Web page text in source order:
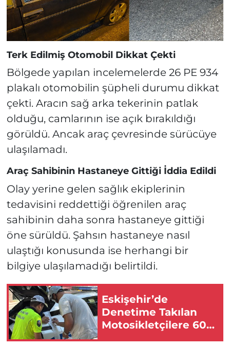
Terk Edilmiş Otomobil Dikkat Çekti
Bölgede yapılan incelemelerde 26 PE 934
plakalı otomobilin şüpheli durumu dikkat
çekti. Aracın sağ arka tekerinin patlak
olduğu, camlarının ise açık bırakıldığı
görüldü. Ancak araç çevresinde sürücüye
ulaşılamadı.
Araç Sahibinin Hastaneye Gittiği İddia Edildi
Olay yerine gelen sağlık ekiplerinin
tedavisini reddettiği öğrenilen araç
sahibinin daha sonra hastaneye gittiği
öne sürüldü. Şahsın hastaneye nasıl
ulaştığı konusunda ise herhangi bir
bilgiye ulaşılamadığı belirtildi.
Eskişehir’de
Denetime Takılan
Motosikletçilere 600